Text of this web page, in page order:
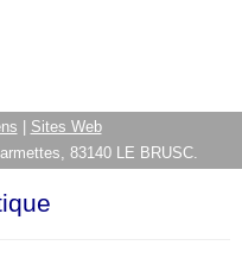
Sites Web
83140 LE BRUSC.